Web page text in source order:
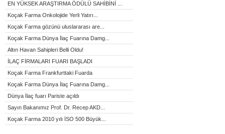
EN YÜKSEK ARAŞTIRMA ÖDÜLÜ SAHİBİNİ ...
Koçak Farma Onkolojide Yerli Yatırı...
Koçak Farma gözünü uluslararası are...
Koçak Farma Dünya İlaç Fuarına Damg...
Altın Havan Sahipleri Belli Oldu!
İLAÇ FİRMALARI FUARI BAŞLADI
Koçak Farma Frankfurttaki Fuarda
Koçak Farma Dünya İlaç Fuarına Damg...
Dünya İlaç fuarı Pariste açıldı
Sayın Bakanımız Prof. Dr. Recep AKD...
Koçak Farma 2010 yılı İSO 500 Büyük...